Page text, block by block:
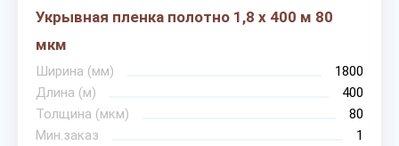
Укрывная пленка полотно 1,8 х 400 м 80
мкм
Ширина (мм)
1800
Длина (м)
400
Толщина (мкм)
80
Мин.заказ
1